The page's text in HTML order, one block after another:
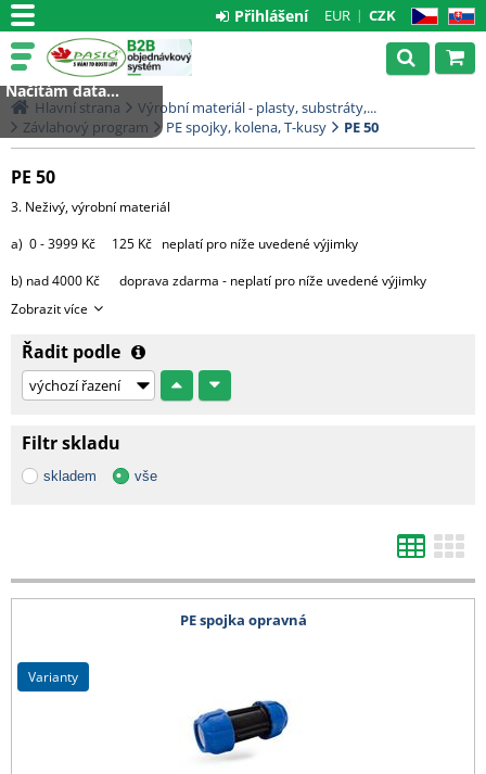
CZ SK
EUR CZK
Přihlášení
Hlavní strana
Výrobní materiál - plasty, substráty,...
Závlahový program
PE spojky, kolena, T-kusy PE 50
PE 50
3. Neživý, výrobní materiál
a) 0 - 3999 Kč 125 Kč neplatí pro níže uvedené výjimky
b) nad 4000 Kč doprava zdarma - neplatí pro níže uvedené výjimky
výjimky:
- substráty, perlit, hnojiva, kůra 2000 Kč za každou započatou
paletu, 3500 Kč za 2 palety,
Od 10 palet doprava zdarma.
- tkaniny 525 cm, bublinkové fólie od 1,50 m, bambusy nad 210 cm, DC vozíky
a ostatní zboží, které nelze zabalit do kartonu - cena dopravy na dotaz
Všechny ceny zde uvedené jsou bez DPH.
Zobrazit více
Řadit podle
Filtr skladu
skladem vše
PE spojka opravná
varianty
Načítám data...